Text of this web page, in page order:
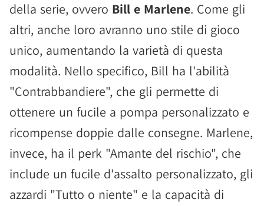
della serie, ovvero Bill e Marlene. Come gli
altri, anche loro avranno uno stile di gioco
unico, aumentando la varietà di questa
modalità. Nello specifico, Bill ha l'abilità
"Contrabbandiere", che gli permette di
ottenere un fucile a pompa personalizzato e
ricompense doppie dalle consegne. Marlene,
invece, ha il perk "Amante del rischio", che
include un fucile d'assalto personalizzato, gli
azzardi "Tutto o niente" e la capacità di